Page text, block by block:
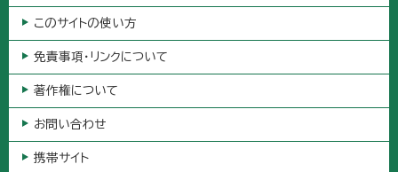
このサイトの使い方
免責事項・リンクについて
著作権について
お問い合わせ
携帯サイト